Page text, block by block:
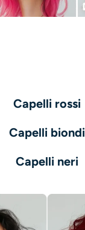
Capelli rossi
Capelli biondi
Capelli neri